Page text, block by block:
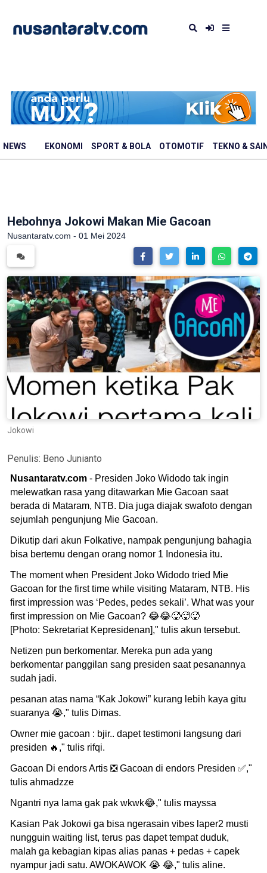
NEWS EKONOMI SPORT & BOLA OTOMOTIF TEKNO &
Hebohnya Jokowi Makan Mie Gacoan
Nusantaratv.com - 01 Mei 2024
Jokowi
Penulis: Beno Junianto
Nusantaratv.com - Presiden Joko Widodo tak ingin
melewatkan rasa yang ditawarkan Mie Gacoan saat
berada di Mataram, NTB. Dia juga diajak swafoto dengan
sejumlah pengunjung Mie Gacoan.
Dikutip dari akun Folkative, nampak pengunjung bahagia
bisa bertemu dengan orang nomor 1 Indonesia itu.
The moment when President Joko Widodo tried Mie
Gacoan for the first time while visiting Mataram, NTB. His
first impression was ‘Pedes, pedes sekali’. What was your
first impression on Mie Gacoan? 😂😂🥵🥵🥵
[Photo: Sekretariat Kepresidenan]," tulis akun tersebut.
Netizen pun berkomentar. Mereka pun ada yang
berkomentar panggilan sang presiden saat pesanannya
sudah jadi.
pesanan atas nama “Kak Jokowi” kurang lebih kaya gitu
suaranya 😭," tulis Dimas.
Owner mie gacoan : bjir.. dapet testimoni langsung dari
presiden 🔥," tulis rifqi.
Gacoan Di endors Artis ❎ Gacoan di endors Presiden ✅,"
tulis ahmadzze
Ngantri nya lama gak pak wkwk😂," tulis mayssa
Kasian Pak Jokowi ga bisa ngerasain vibes laper2 musti
nungguin waiting list, terus pas dapet tempat duduk,
malah ga kebagian kipas alias panas + pedas + capek
nyampur jadi satu. AWOKAWOK 😭 😂," tulis aline.